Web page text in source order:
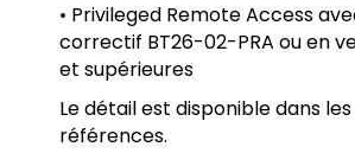
• Privileged Remote Access
correctif BT26-02-PRA ou en
et supérieures
Le détail est disponible dans
références.